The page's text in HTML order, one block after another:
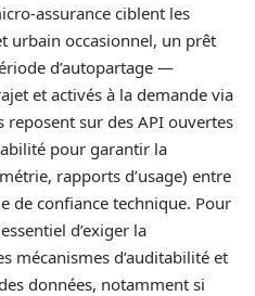
assurance ciblent les
urbain occasionnel, un prêt
d’autopartage —
et activés à la demande via
reposent sur des API ouvertes
pour garantir la
rapports d’usage) entre
de confiance technique. Pour
d’exiger la
mécanismes d’auditabilité et
données, notamment si